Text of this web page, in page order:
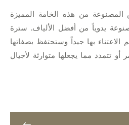
من هذه الخامة المميزة
يدوياً من أفضل الألياف. سترة
الاعتناء بها جيداً وستحتفظ بصفاتها
تتمدد مما يجعلها متوارثة لأجيال